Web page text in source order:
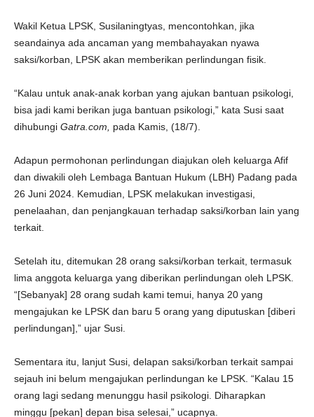
Wakil Ketua LPSK, Susilaningtyas, mencontohkan, jika
seandainya ada ancaman yang membahayakan nyawa
saksi/korban, LPSK akan memberikan perlindungan fisik.
“Kalau untuk anak-anak korban yang ajukan bantuan psikologi,
bisa jadi kami berikan juga bantuan psikologi,” kata Susi saat
dihubungi Gatra.com, pada Kamis, (18/7).
Adapun permohonan perlindungan diajukan oleh keluarga Afif
dan diwakili oleh Lembaga Bantuan Hukum (LBH) Padang pada
26 Juni 2024. Kemudian, LPSK melakukan investigasi,
penelaahan, dan penjangkauan terhadap saksi/korban lain yang
terkait.
Setelah itu, ditemukan 28 orang saksi/korban terkait, termasuk
lima anggota keluarga yang diberikan perlindungan oleh LPSK.
“[Sebanyak] 28 orang sudah kami temui, hanya 20 yang
mengajukan ke LPSK dan baru 5 orang yang diputuskan [diberi
perlindungan],” ujar Susi.
Sementara itu, lanjut Susi, delapan saksi/korban terkait sampai
sejauh ini belum mengajukan perlindungan ke LPSK. “Kalau 15
orang lagi sedang menunggu hasil psikologi. Diharapkan
minggu [pekan] depan bisa selesai,” ucapnya.